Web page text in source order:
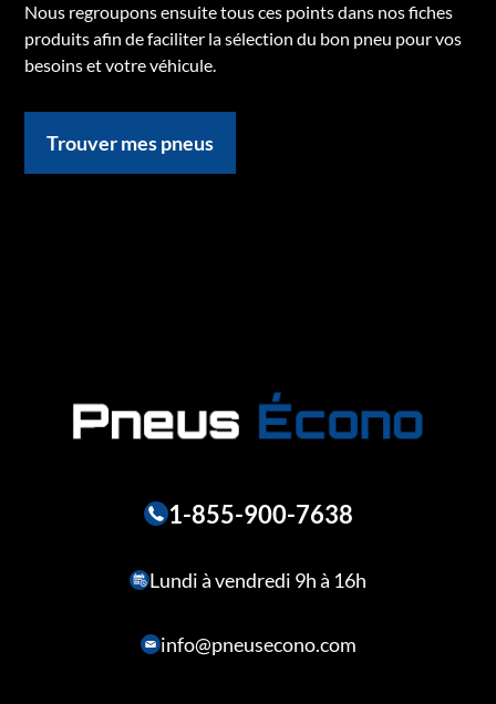
Nous regroupons ensuite tous ces points dans nos fiches
produits afin de faciliter la sélection du bon pneu pour vos
besoins et votre véhicule.
Trouver mes pneus
1-855-900-7638
Lundi à vendredi 9h à 16h
info@pneusecono.com